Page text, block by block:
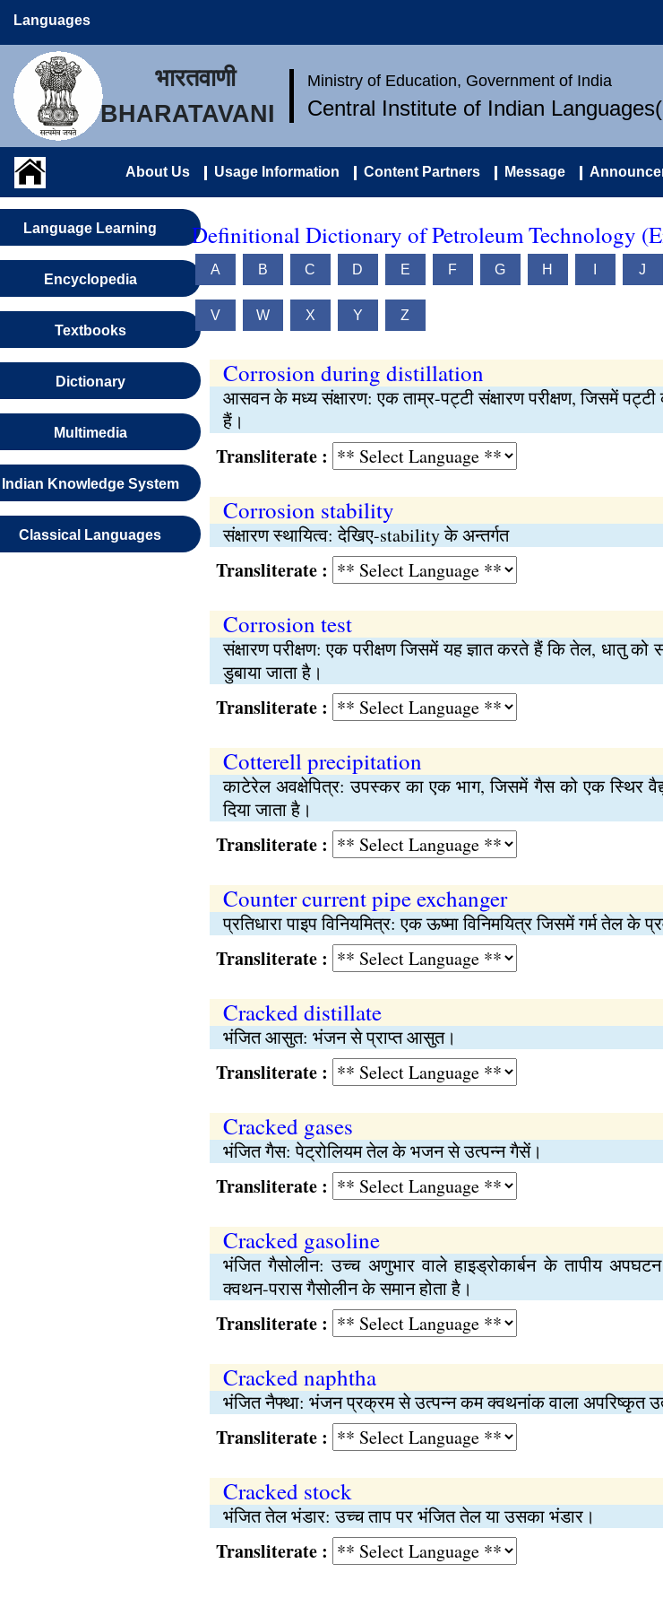
Languages
भारतवाणी
BHARATAVANI
Ministry of Education, Government of India
Central Institute of Indian
About Us Usage Information Content Partners Message
Language Learning
Encyclopedia
Textbooks
Dictionary
Multimedia
Indian Knowledge System
Classical Languages
Definitional Dictionary of Petroleum Technology
A B C D E F G H J
V W X Y Z
Corrosion during distillation
आसवन के मध्य संक्षारण: एक ताम्र-पट्टी संक्षारण परीक्षण, जिसमें
हैं।
Transliterate :
Corrosion stability
संक्षारण स्थायित्व: देखिए-stability के अन्तर्गत
Transliterate :
Corrosion test
संक्षारण परीक्षण: एक परीक्षण जिसमें यह ज्ञात करते हैं कि तेल, धातु को
डुबाया जाता है।
Transliterate :
Cotterell precipitation
काटेरेल अवक्षेपित्र: उपस्कर का एक भाग, जिसमें गैस को एक स्थिर
दिया जाता है।
Transliterate :
Counter current pipe exchanger
प्रतिधारा पाइप विनियमित्र: एक ऊष्मा विनिमयित्र जिसमें गर्म तेल के
Transliterate :
Cracked distillate
भंजित आसुत: भंजन से प्राप्त आसुत।
Transliterate :
Cracked gases
भंजित गैस: पेट्रोलियम तेल के भजन से उत्पन्न गैसें।
Transliterate :
Cracked gasoline
भंजित गैसोलीन: उच्च अणुभार वाले हाइड्रोकार्बन के तापीय अपघटन
क्वथन-परास गैसोलीन के समान होता है।
Transliterate :
Cracked naphtha
भंजित नैफ्था: भंजन प्रक्रम से उत्पन्न कम क्वथनांक वाला अपरिष्कृत
Transliterate :
Cracked stock
भंजित तेल भंडार: उच्च ताप पर भंजित तेल या उसका भंडार।
Transliterate :